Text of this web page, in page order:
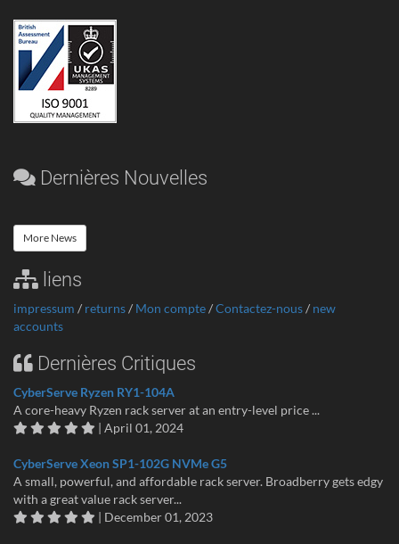
Dernières Nouvelles
More News
liens
impressum / returns/ Mon compte/Contactez-nous/ new
accounts
Dernières Critiques
CyberServe Ryzen RY1-104A
A core-heavy Ryzen rack server at an entry-level price ...
| April 01, 2024
CyberServe Xeon SP1-102G NVMe G5
A small, powerful, and affordable rack server. Broadberry gets edgy
with a great value rack server...
| December 01, 2023